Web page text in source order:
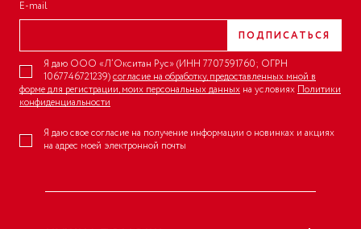
E-mail
ПОДПИСАТЬСЯ
Я даю ООО «Л’Окситан Рус» (ИНН 7707591760; ОГРН
1067746721239)согласие на обработку, предоставленных мной в
форме для регистрации, моих персональных данных на условиях Политики
конфиденциальности
Я даю свое согласие на получение информации о новинках и акциях
на адрес моей электронной почты